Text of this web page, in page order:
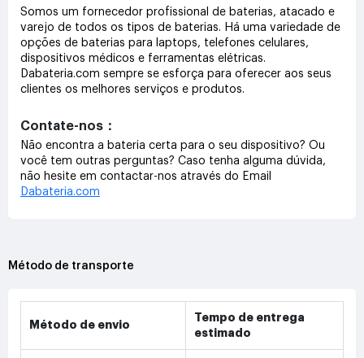
Somos um fornecedor profissional de baterias, atacado e
varejo de todos os tipos de baterias. Há uma variedade de
opções de baterias para laptops, telefones celulares,
dispositivos médicos e ferramentas elétricas.
Dabateria.com sempre se esforça para oferecer aos seus
clientes os melhores serviços e produtos.
Contate-nos：
Não encontra a bateria certa para o seu dispositivo? Ou
você tem outras perguntas? Caso tenha alguma dúvida,
não hesite em contactar-nos através do Email
Dabateria.com
Método de transporte
Método de envio
Tempo de entrega
estimado